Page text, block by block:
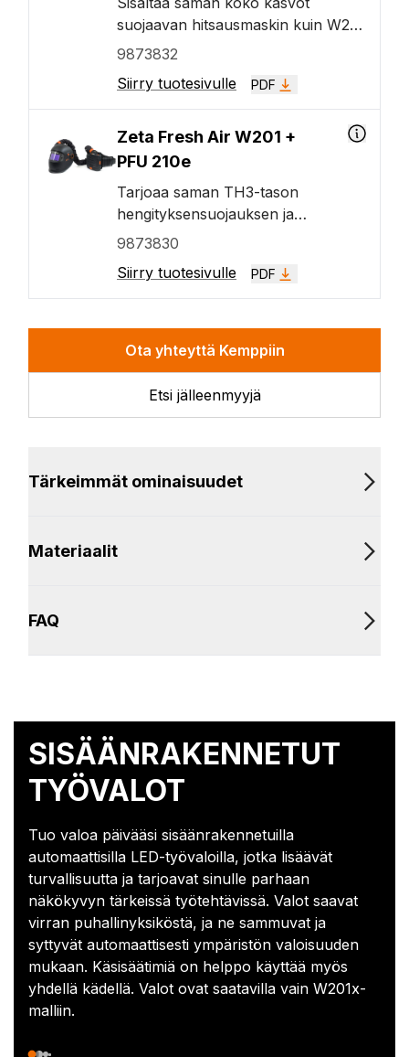
tummuva hitsauslasi sekä
sisäänrakennetut automaattiset
LED-työvalot, jotka parantavat
näkyvyyttä tarkastuksen aikana.
suojaavan hitsausmaskin kuin W201
PFU 210e. Tässä versiossa on
eikä siinä ole sisäänrakennettuja
LED-työvaloja.
9873832
Siirry tuotesivulle
PDF
Zeta Fresh Air W201 +
PFU 210e
Tarjoaa saman TH3-tason
hengityksensuojauksen ja
automaattisesti tummuvan
sekä samat mukavuus- ja
helppokäyttöisyysominaisuudet.
Tässä versiossa ei ole
sisäänrakennettuja automaattisia
LED-työvaloja.
9873830
Siirry tuotesivulle
PDF
Ota yhteyttä Kemppiin
Etsi jälleenmyyjä
Tärkeimmät ominaisuudet
Materiaalit
FAQ
SISÄÄNRAKENNETUT
TYÖVALOT
Tuo valoa päivääsi sisäänrakennetuilla
automaattisilla LED-työvaloilla, jotka lisäävät
turvallisuutta ja tarjoavat sinulle parhaan
näkökyvyn tärkeissä työtehtävissä. Valot saavat
virran puhallinyksiköstä, ja ne sammuvat ja
syttyvät automaattisesti ympäristön valoisuuden
mukaan. Käsisäätimiä on helppo käyttää myös
yhdellä kädellä. Valot ovat saatavilla vain W201x-
malliin.